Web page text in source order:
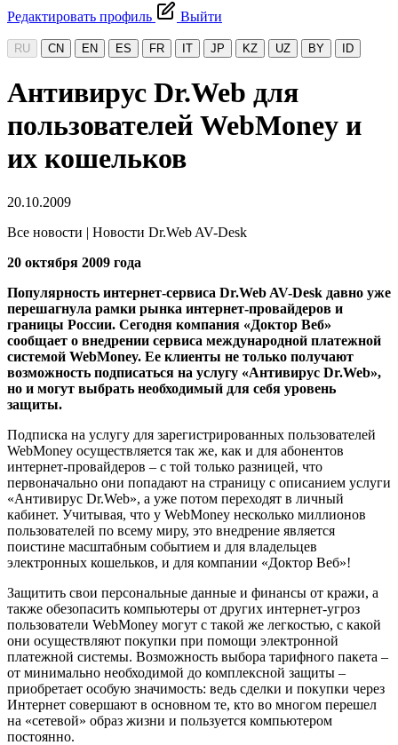
Редактировать профиль
Выйти
RU CN EN ES FR IT JP KZ UZ BY ID
Антивирус Dr.Web для
пользователей WebMoney и
их кошельков
20.10.2009
Все новости | Новости Dr.Web AV-Desk
20 октября 2009 года
Популярность интернет-сервиса Dr.Web AV-Desk давно уже
перешагнула рамки рынка интернет-провайдеров и
границы России. Сегодня компания «Доктор Веб»
сообщает о внедрении сервиса международной платежной
системой WebMoney. Ее клиенты не только получают
возможность подписаться на услугу «Антивирус Dr.Web»,
но и могут выбрать необходимый для себя уровень
защиты.
Подписка на услугу для зарегистрированных пользователей
WebMoney осуществляется так же, как и для абонентов
интернет-провайдеров – с той только разницей, что
первоначально они попадают на страницу с описанием услуги
«Антивирус Dr.Web», а уже потом переходят в личный
кабинет. Учитывая, что у WebMoney несколько миллионов
пользователей по всему миру, это внедрение является
поистине масштабным событием и для владельцев
электронных кошельков, и для компании «Доктор Веб»!
Защитить свои персональные данные и финансы от кражи, а
также обезопасить компьютеры от других интернет-угроз
пользователи WebMoney могут с такой же легкостью, с какой
они осуществляют покупки при помощи электронной
платежной системы. Возможность выбора тарифного пакета –
от минимально необходимой до комплексной защиты –
приобретает особую значимость: ведь сделки и покупки через
Интернет совершают в основном те, кто во многом перешел
на «сетевой» образ жизни и пользуется компьютером
постоянно.